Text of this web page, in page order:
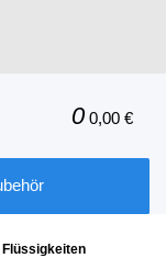
0 0,00 €